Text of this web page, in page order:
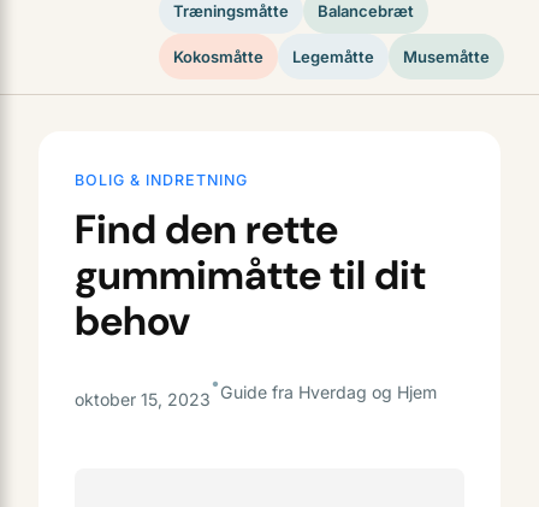
Træningsmåtte Balancebræt
Kokosmåtte Legemåtte Musemåtte
BOLIG & INDRETNING
Find den rette
gummimåtte til dit
behov
oktober 15, 2023
•Guide fra Hverdag og Hjem